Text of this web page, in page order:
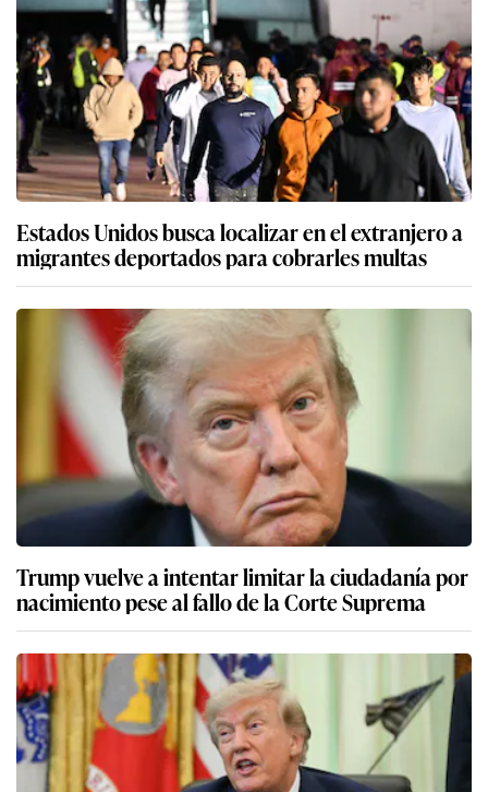
Estados Unidos busca localizar en el extranjero a
migrantes deportados para cobrarles multas
Trump vuelve a intentar limitar la ciudadanía por
nacimiento pese al fallo de la Corte Suprema